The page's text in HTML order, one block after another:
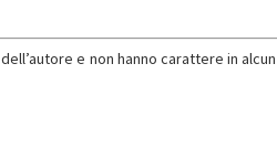
e non hanno carattere in